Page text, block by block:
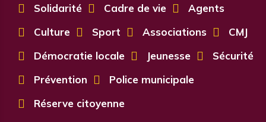

Solidarité  Cadre de vie 
Agents

Culture  Sport  Associations 
CMJ

Démocratie locale  Jeunesse 
Sécurité

Prévention 
Police municipale

Réserve citoyenne